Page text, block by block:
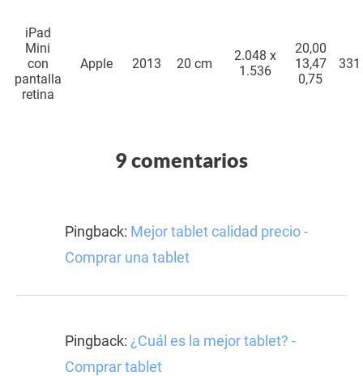
iPad
Mini
con
pantalla
retina
Apple 2013 20 cm
2.048 x
1.536
20,00
13,47
0,75
331
9 comentarios
Pingback: Mejor tablet calidad precio -
Comprar una tablet
Pingback: ¿Cuál es la mejor tablet? -
Comprar tablet